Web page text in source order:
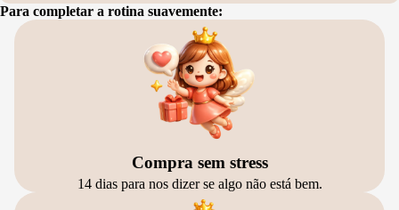
Para completar a rotina suavemente:
Compra sem stress
14 dias para nos dizer se algo não está bem.